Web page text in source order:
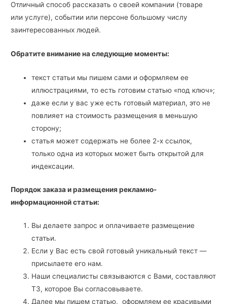
Отличный способ рассказать о своей компании (товаре
или услуге), событии или персоне большому числу
заинтересованных людей.
Обратите внимание на следующие моменты:
текст статьи мы пишем сами и оформляем ее
иллюстрациями, то есть готовим статью «под ключ»;
даже если у вас уже есть готовый материал, это не
повлияет на стоимость размещения в меньшую
сторону;
статья может содержать не более 2-х ссылок,
только одна из которых может быть открытой для
индексации.
Порядок заказа и размещения рекламно-
информационной статьи:
Вы делаете запрос и оплачиваете размещение
статьи.
Если у Вас есть свой готовый уникальный текст —
присылаете его нам.
Наши специалисты связываются с Вами, составляют
ТЗ, которое Вы согласовываете.
Далее мы пишем статью, оформляем ее красивыми